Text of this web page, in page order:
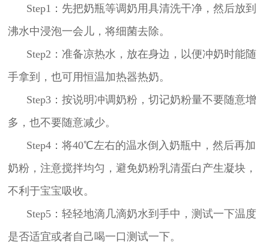
Step1：先把奶瓶等调奶用具清洗干净，然后放到
沸水中浸泡一会儿，将细菌去除。
Step2：准备凉热水，放在身边，以便冲奶时能随
手拿到，也可用恒温加热器热奶。
Step3：按说明冲调奶粉，切记奶粉量不要随意增
多，也不要随意减少。
Step4：将40℃左右的温水倒入奶瓶中，然后再加
奶粉，注意搅拌均匀，避免奶粉乳清蛋白产生凝块，
不利于宝宝吸收。
Step5：轻轻地滴几滴奶水到手中，测试一下温度
是否适宜或者自己喝一口测试一下。